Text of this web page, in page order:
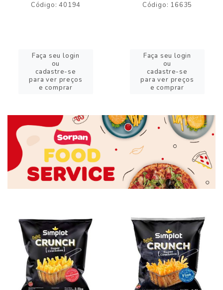
Código: 40194
Faça seu login
ou
cadastre-se
para ver preços
e comprar
Código: 16635
Faça seu login
ou
cadastre-se
para ver preços
e comprar